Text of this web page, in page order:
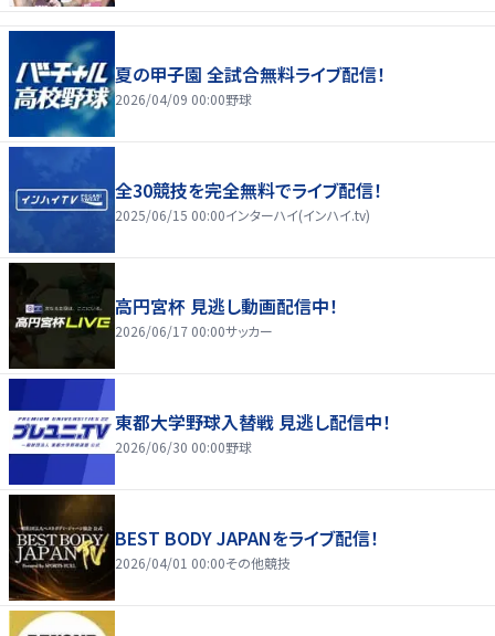
夏の甲子園 全試合無料ライブ配信！
2026/04/09 00:00野球
全30競技を完全無料でライブ配信！
2025/06/15 00:00インターハイ(インハイ.tv)
高円宮杯 見逃し動画配信中！
2026/06/17 00:00サッカー
東都大学野球入替戦 見逃し配信中！
2026/06/30 00:00野球
BEST BODY JAPANをライブ配信！
2026/04/01 00:00その他競技